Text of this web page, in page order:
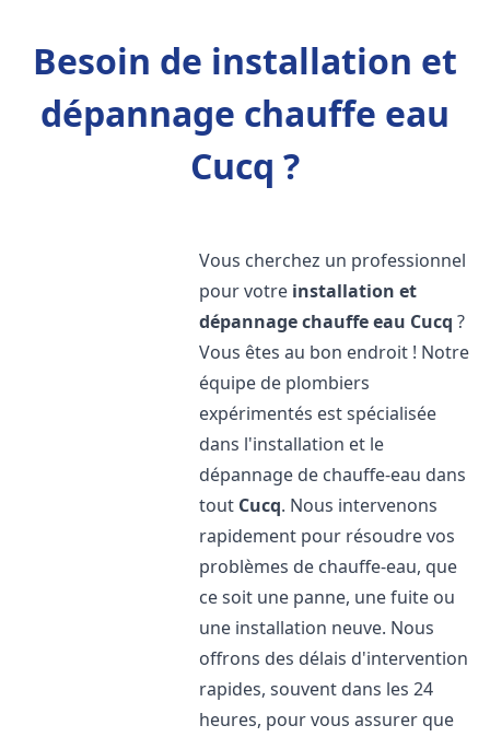
Besoin de installation et
dépannage chauffe eau
Cucq ?
Vous cherchez un professionnel
pour votre installation et
dépannage chauffe eau Cucq ?
Vous êtes au bon endroit ! Notre
équipe de plombiers
expérimentés est spécialisée
dans l'installation et le
dépannage de chauffe-eau dans
tout Cucq. Nous intervenons
rapidement pour résoudre vos
problèmes de chauffe-eau, que
ce soit une panne, une fuite ou
une installation neuve. Nous
offrons des délais d'intervention
rapides, souvent dans les 24
heures, pour vous assurer que